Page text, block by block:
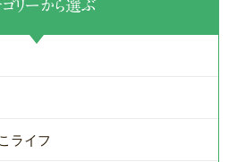
ゴリーから選ぶ
ライフ